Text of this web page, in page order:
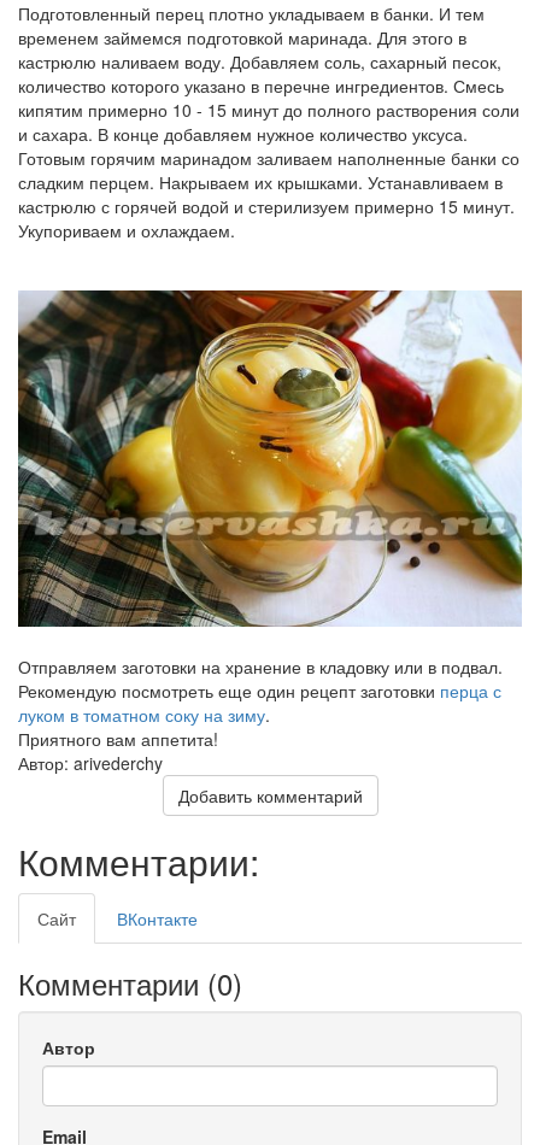
Подготовленный перец плотно укладываем в банки. И тем
временем займемся подготовкой маринада. Для этого в
кастрюлю наливаем воду. Добавляем соль, сахарный песок,
количество которого указано в перечне ингредиентов. Смесь
кипятим примерно 10 - 15 минут до полного растворения соли
и сахара. В конце добавляем нужное количество уксуса.
Готовым горячим маринадом заливаем наполненные банки со
сладким перцем. Накрываем их крышками. Устанавливаем в
кастрюлю с горячей водой и стерилизуем примерно 15 минут.
Укупориваем и охлаждаем.
Отправляем заготовки на хранение в кладовку или в подвал.
Рекомендую посмотреть еще один рецепт заготовки перца с
луком в томатном соку на зиму.
Приятного вам аппетита!
Автор: arivederchy
Добавить комментарий
Комментарии:
Сайт ВКонтакте
Комментарии (0)
Автор
Email